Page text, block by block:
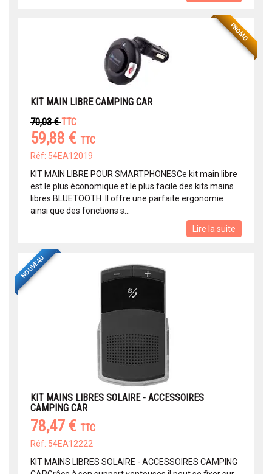
PROMO
KIT MAIN LIBRE CAMPING CAR
70,03 €TTC
59,88 € TTC
Réf: 54EA12019
KIT MAIN LIBRE POUR SMARTPHONESCe kit main libre
est le plus économique et le plus facile des kits mains
libres BLUETOOTH. Il offre une parfaite ergonomie
ainsi que des fonctions s...
Lire la suite
NOUVEAU
KIT MAINS LIBRES SOLAIRE - ACCESSOIRES
CAMPING CAR
78,47 € TTC
Réf: 54EA12222
KIT MAINS LIBRES SOLAIRE - ACCESSOIRES CAMPING